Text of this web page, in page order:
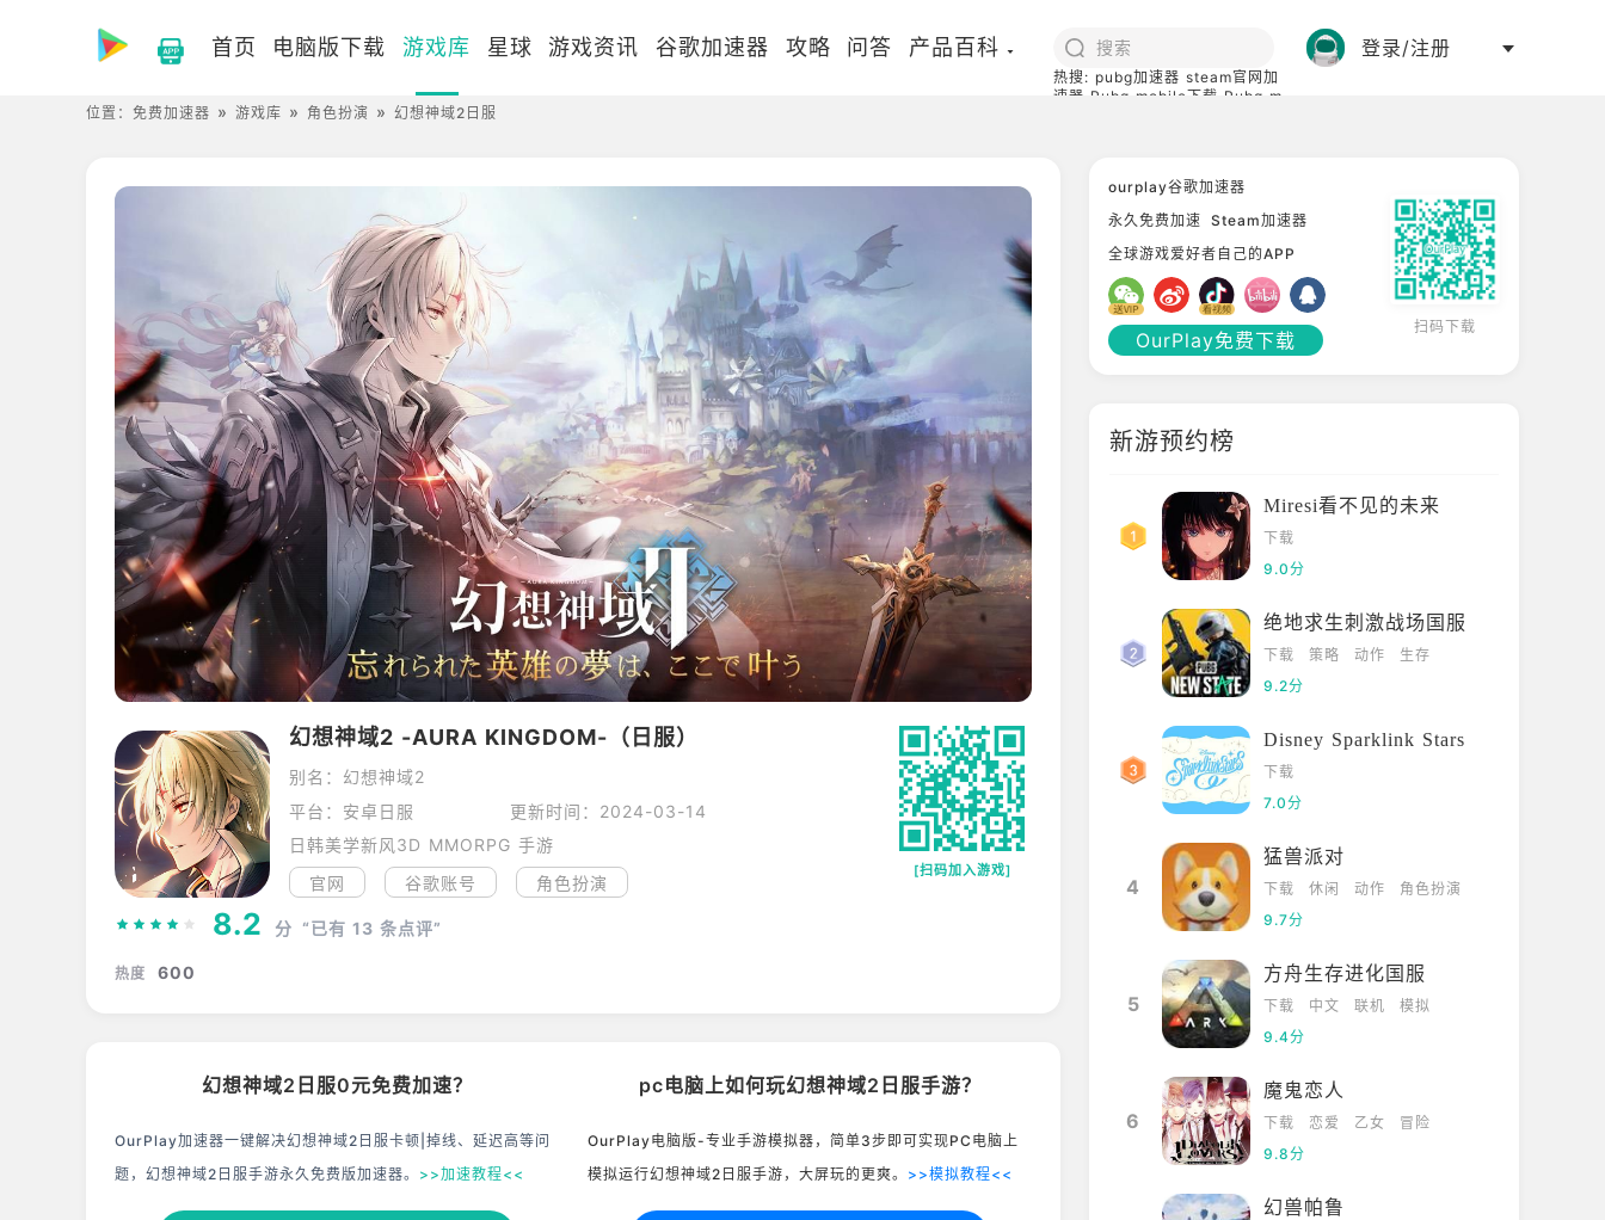
首页 电脑版下载 游戏库 星球 游戏资讯 谷歌加速器 攻略 问答 产品百科
热搜: pubg加速器 steam官网加
速器 Pubg mobile下载 Pubg m
登录/注册
位置： 免费加速器 游戏库 角色扮演 幻想神域2日服
幻想神域2 -AURA KINGDOM-（日服）
别名：幻想神域2
平台：安卓日服
更新时间：2024-03-14
日韩美学新风3D MMORPG 手游
官网
谷歌账号 角色扮演
[扫码加入游戏]
8.2 分 “已有 13 条点评”
热度 600
幻想神域2日服0元免费加速？
OurPlay加速器一键解决幻想神域2日服卡顿|掉线、延迟高等问
题，幻想神域2日服手游永久免费版加速器。 >>加速教程<<
pc电脑上如何玩幻想神域2日服手游？
OurPlay电脑版-专业手游模拟器，简单3步即可实现PC电脑上
模拟运行幻想神域2日服手游，大屏玩的更爽。 >>模拟教程<<
ourplay谷歌加速器
永久免费加速 Steam加速器
全球游戏爱好者自己的APP
OurPlay免费下载
扫码下载
新游预约榜
Miresi看不见的未来
下载
9.0分
绝地求生刺激战场国服
下载 策略 动作
生存
9.2分
Disney Sparklink Stars
下载
7.0分
4
猛兽派对
下载 休闲 动作
角色扮演
9.7分
5
方舟生存进化国服
下载 中文 联机
模拟
9.4分
6
魔鬼恋人
下载 恋爱 乙女
冒险
9.8分
幻兽帕鲁